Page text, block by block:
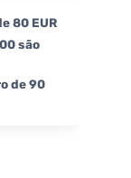
80 EUR
são
de 90